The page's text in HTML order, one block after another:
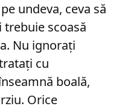
undeva, ceva să
trebuie scoasă
Nu ignorați
cu
boală,
Orice